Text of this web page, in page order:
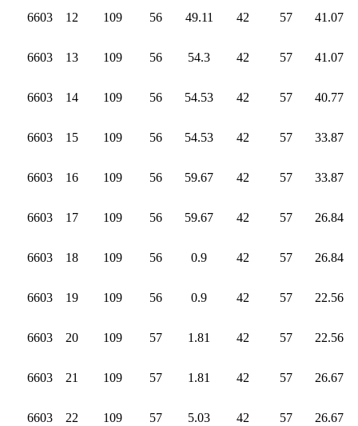
6603 12 109 56 49.11 42 57 41.07
6603 13 109 56 54.3 42 57 41.07
6603 14 109 56 54.53 42 57 40.77
6603 15 109 56 54.53 42 57 33.87
6603 16 109 56 59.67 42 57 33.87
6603 17 109 56 59.67 42 57 26.84
6603 18 109 56 0.9 42 57 26.84
6603 19 109 56 0.9 42 57 22.56
6603 20 109 57 1.81 42 57 22.56
6603 21 109 57 1.81 42 57 26.67
6603 22 109 57 5.03 42 57 26.67